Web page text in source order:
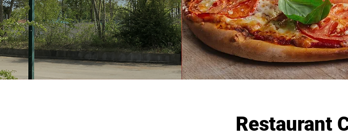
Restaurant